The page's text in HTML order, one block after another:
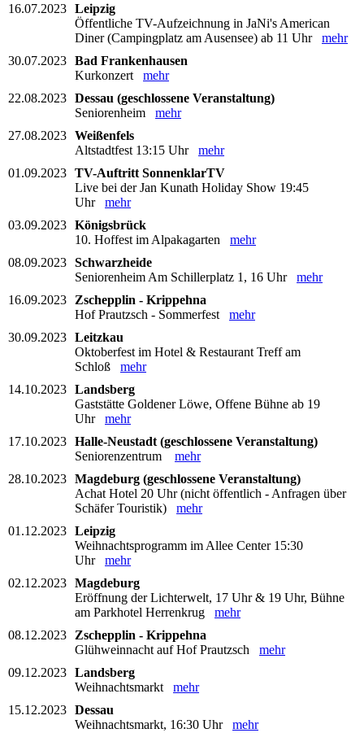
16.07.2023 Leipzig
Öffentliche TV-Aufzeichnung in JaNi's American
Diner (Campingplatz am Ausensee) ab 11 Uhr mehr
30.07.2023 Bad Frankenhausen
Kurkonzert mehr
22.08.2023 Dessau (geschlossene Veranstaltung)
Seniorenheim mehr
27.08.2023 Weißenfels
Altstadtfest 13:15 Uhr mehr
01.09.2023 TV-Auftritt SonnenklarTV
Live bei der Jan Kunath Holiday Show 19:45
Uhr mehr
03.09.2023 Königsbrück
10. Hoffest im Alpakagarten mehr
08.09.2023 Schwarzheide
Seniorenheim Am Schillerplatz 1, 16 Uhr mehr
16.09.2023
Zschepplin - Krippehna
Hof Prautzsch - Sommerfest mehr
30.09.2023 Leitzkau
Oktoberfest im Hotel & Restaurant Treff am
Schloß mehr
14.10.2023 Landsberg
Gaststätte Goldener Löwe, Offene Bühne ab 19
Uhr mehr
17.10.2023 Halle-Neustadt (geschlossene Veranstaltung)
Seniorenzentrum mehr
28.10.2023 Magdeburg (geschlossene Veranstaltung)
Achat Hotel 20 Uhr (nicht öffentlich - Anfragen über
Schäfer Touristik) mehr
01.12.2023 Leipzig
Weihnachtsprogramm im Allee Center 15:30
Uhr mehr
02.12.2023 Magdeburg
Eröffnung der Lichterwelt, 17 Uhr & 19 Uhr, Bühne
am Parkhotel Herrenkrug mehr
08.12.2023
Zschepplin - Krippehna
Glühweinnacht auf Hof Prautzsch mehr
09.12.2023 Landsberg
Weihnachtsmarkt mehr
15.12.2023 Dessau
Weihnachtsmarkt, 16:30 Uhr mehr